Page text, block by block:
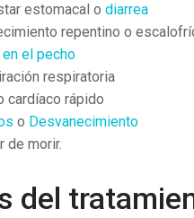
estomacal o diarrea
repentino o
el pecho
respiratoria
cardíaco rápido
o Desvanecimiento
de morir.
del